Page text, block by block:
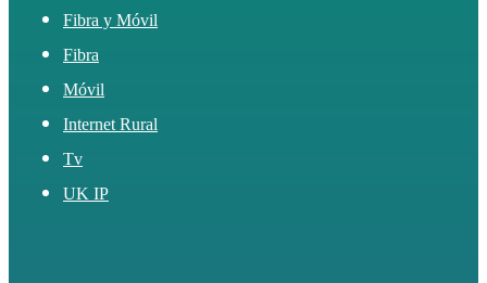
Fibra y Móvil
Fibra
Móvil
Internet Rural
Tv
UK IP